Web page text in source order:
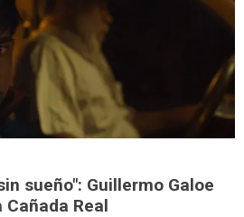
sueño": Guillermo Galoe
Real